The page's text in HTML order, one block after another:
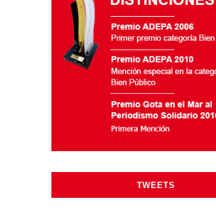
TWEETS